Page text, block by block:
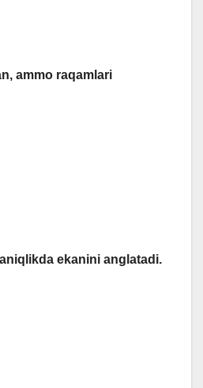
ammo raqamlari
ekanini anglatadi.